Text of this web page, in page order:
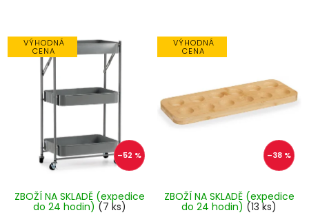
Nejdražší
Nejprodávanější
Abecedně
VÝHODNÁ
CENA
–52 %
ZBOŽÍ NA SKLADĚ (expedice
do 24 hodin) (7 ks)
VÝHODNÁ
CENA
–38 %
ZBOŽÍ NA SKLADĚ (expedice
do 24 hodin) (13 ks)